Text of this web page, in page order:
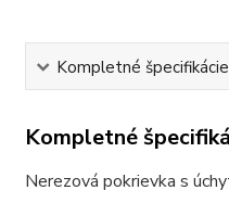
Kompletné špecifikácie
Kompletné
Nerezová pokrievka s